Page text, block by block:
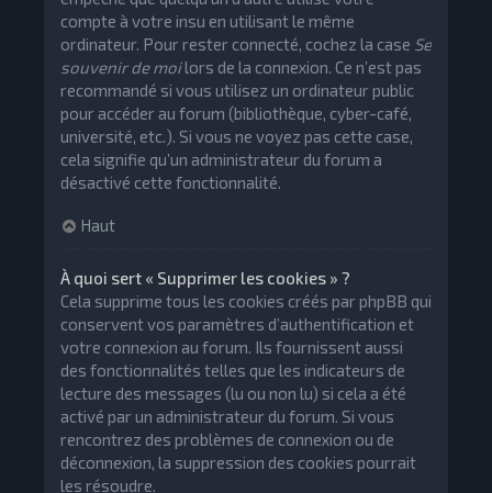
compte à votre insu en utilisant le même
ordinateur. Pour rester connecté, cochez la case Se
souvenir de moilors de la connexion. Ce n’est pas
recommandé si vous utilisez un ordinateur public
pour accéder au forum (bibliothèque, cyber-café,
université, etc.). Si vous ne voyez pas cette case,
cela signifie qu’un administrateur du forum a
désactivé cette fonctionnalité.
Haut
À quoi sert « Supprimer les cookies » ?
Cela supprime tous les cookies créés par phpBB qui
conservent vos paramètres d’authentification et
votre connexion au forum. Ils fournissent aussi
des fonctionnalités telles que les indicateurs de
lecture des messages (lu ou non lu) si cela a été
activé par un administrateur du forum. Si vous
rencontrez des problèmes de connexion ou de
déconnexion, la suppression des cookies pourrait
les résoudre.